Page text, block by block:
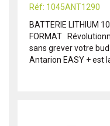
Réf: 1045ANT1290
BATTERIE LITHIUM
FORMAT
sans grever votre
Antarion EASY + est la